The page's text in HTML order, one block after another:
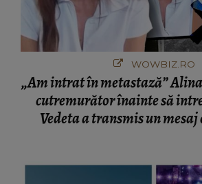
WOWBIZ.RO
„Am intrat în metastază”
cutremurător înainte să
Vedeta a transmis un